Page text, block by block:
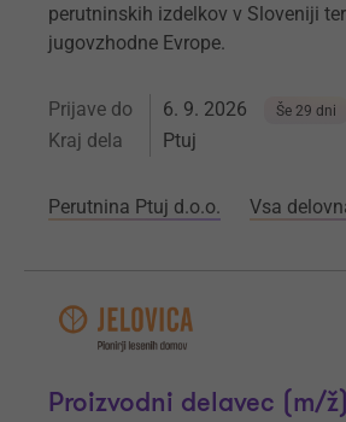
perutninskih izdelkov v Sloveniji
jugovzhodne Evrope.
Prijave do 6. 9. 2026 Še 29 dni
Kraj dela Ptuj
Perutnina Ptuj d.o.o. Vsa
Proizvodni delavec (m/ž)